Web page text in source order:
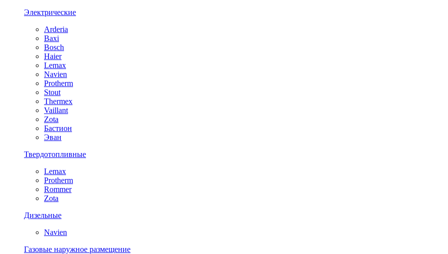
Электрические
Arderia
Baxi
Bosch
Haier
Lemax
Navien
Protherm
Stout
Thermex
Vaillant
Zota
Бастион
Эван
Твердотопливные
Lemax
Protherm
Rommer
Zota
Дизельные
Navien
Газовые наружное размещение